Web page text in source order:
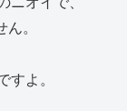
。
すよ。